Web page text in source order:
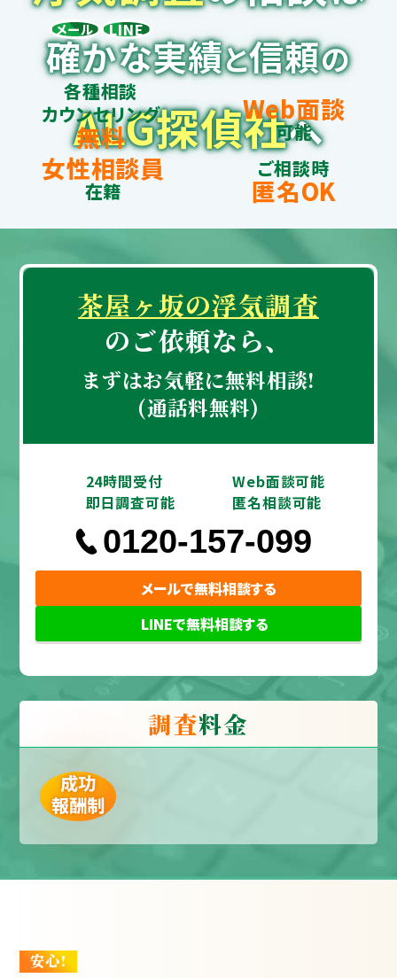
確かな実績と信頼の
ALG探偵社へ
メール LINE
各種相談
カウンセリング
無料
Web面談
可能
女性相談員
在籍
ご相談時
匿名OK
茶屋ヶ坂の浮気調査
のご依頼なら、
まずはお気軽に無料相談!
(通話料無料)
24時間受付
Web面談可能
即日調査可能
匿名相談可能
0120-157-099
メールで無料相談する
LINEで無料相談する
調査料金
成功
報酬制
安心!